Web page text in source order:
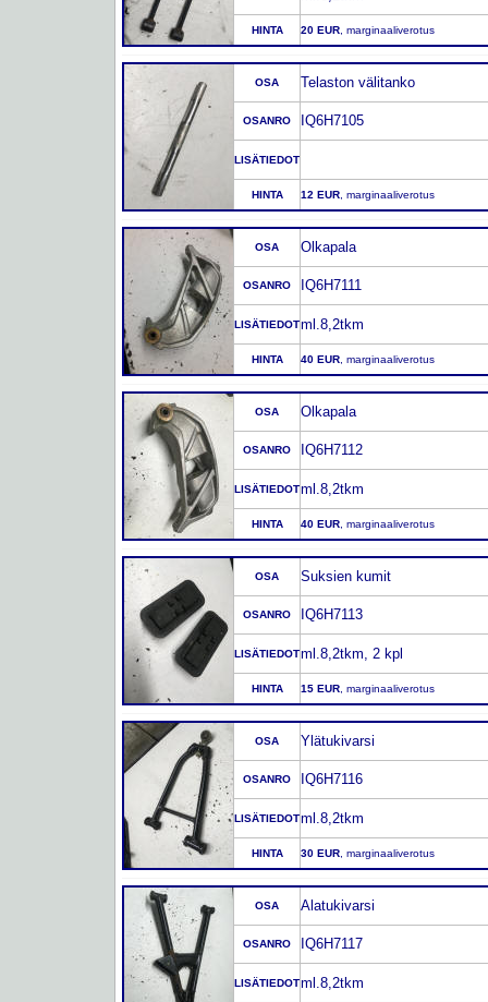
HINTA 20 EUR , marginaaliverotus
OSA Telaston välitanko
OSANRO IQ6H7105
LISÄTIEDOT
HINTA 12 EUR , marginaaliverotus
OSA Olkapala
OSANRO IQ6H7111
LISÄTIEDOTml.8,2tkm
HINTA 40 EUR , marginaaliverotus
OSA Olkapala
OSANRO IQ6H7112
LISÄTIEDOTml.8,2tkm
HINTA 40 EUR , marginaaliverotus
OSA Suksien kumit
OSANRO IQ6H7113
LISÄTIEDOTml.8,2tkm, 2 kpl
HINTA 15 EUR , marginaaliverotus
OSA Ylätukivarsi
OSANRO IQ6H7116
LISÄTIEDOTml.8,2tkm
HINTA 30 EUR , marginaaliverotus
OSA Alatukivarsi
OSANRO IQ6H7117
LISÄTIEDOTml.8,2tkm